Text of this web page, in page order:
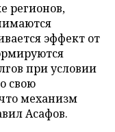
регионов,
эффект от
при условии
свою
механизм
Асафов.